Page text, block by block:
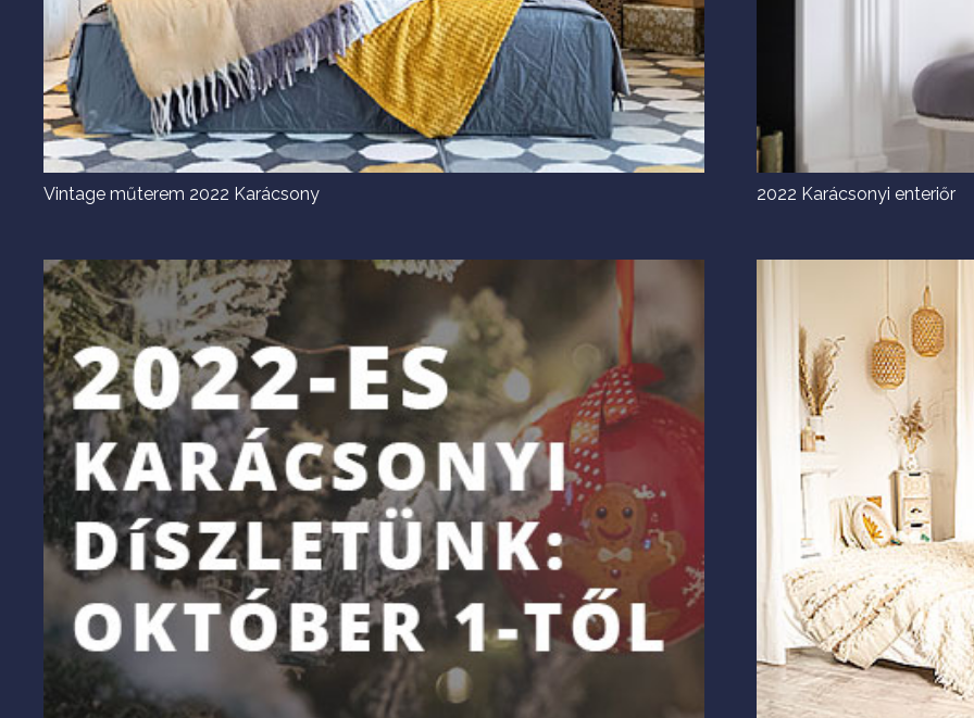
Vintage műterem 2022 Karácsony 2022 Karácsonyi enteriőr